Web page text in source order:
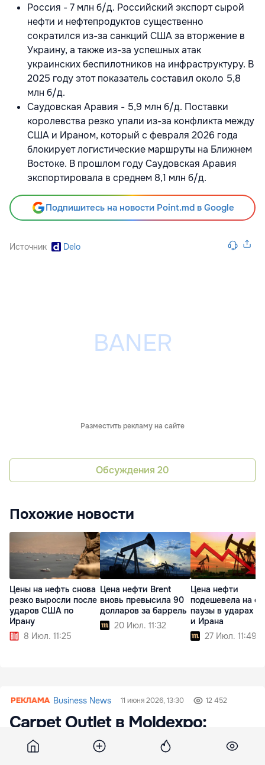
Россия - 7 млн б/д. Российский экспорт сырой
нефти и нефтепродуктов существенно
сократился из-за санкций США за вторжение в
Украину, а также из-за успешных атак
украинских беспилотников на инфраструктуру. В
2025 году этот показатель составил около 5,8
млн б/д.
Саудовская Аравия - 5,9 млн б/д. Поставки
королевства резко упали из-за конфликта между
США и Ираном, который с февраля 2026 года
блокирует логистические маршруты на Ближнем
Востоке. В прошлом году Саудовская Аравия
экспортировала в среднем 8,1 млн б/д.
Подпишитесь на новости Point.md в Google
Источник Delo
Разместить рекламу на сайте
Обсуждения 20
Похожие новости
Цены на нефть снова
резко выросли после
ударов США по
Ирану
8 Июл. 11:25
Цена нефти Brent
вновь превысила 90
долларов за баррель
20 Июл. 11:32
Цена нефти
подешевела на
паузы в ударах
и Ирана
27 Июл. 11:49
Business News 11 июня 2026, 13:30 12 452
Carpet Outlet в Moldexpo:
Последний шанс - ярмарка